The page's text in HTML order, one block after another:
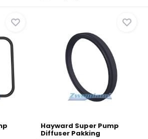
Hayward Super Pump
Diffuser Pakking